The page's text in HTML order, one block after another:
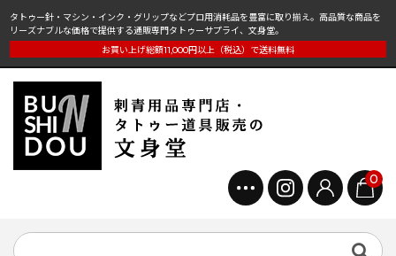
タトゥー針・マシン・インク・グリップなどプロ用消耗品を豊富に取り揃え。高品質な商品を
リーズナブルな価格で提供する通販専門タトゥーサプライ、文身堂。
お買い上げ総額11,000円以上（税込）で送料無料
0